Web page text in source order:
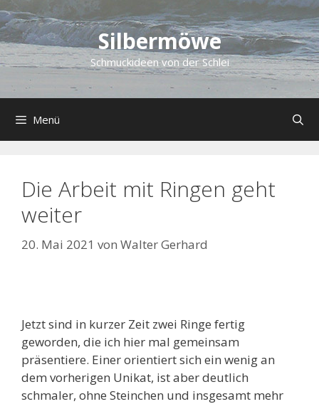
Zum
Inhalt
springen
Silbermöwe
Schmuckideen von der Schlei
Menü
Die Arbeit mit Ringen geht
weiter
20. Mai 2021 von Walter Gerhard
Jetzt sind in kurzer Zeit zwei Ringe fertig
geworden, die ich hier mal gemeinsam
präsentiere. Einer orientiert sich ein wenig an
dem vorherigen Unikat, ist aber deutlich
schmaler, ohne Steinchen und insgesamt mehr